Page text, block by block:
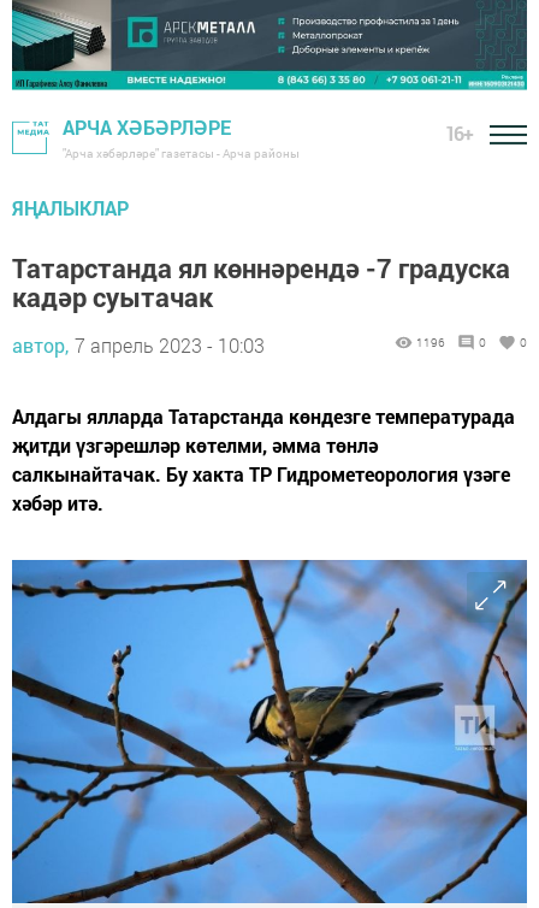
АРЧА ХӘБӘРЛӘРЕ
"Арча хәбәрләре" газетасы - Арча районы
16+
ЯҢАЛЫКЛАР
Татарстанда ял көннәрендә -7 градуска
кадәр суытачак
автор, 7 апрель 2023 - 10:03 1196 0 0
Алдагы ялларда Татарстанда көндезге температурада
җитди үзгәрешләр көтелми, әмма төнлә
салкынайтачак. Бу хакта ТР Гидрометеорология үзәге
хәбәр итә.